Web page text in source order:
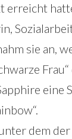
erreicht
sie an,
eine
dem